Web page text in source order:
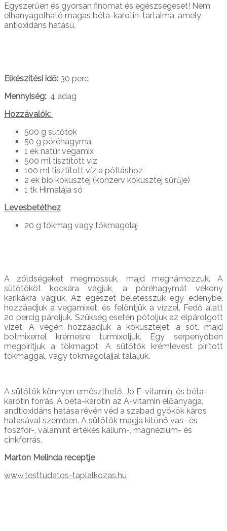
Egyszerűen és gyorsan finomat és egészségeset! Nem
elhanyagolható magas béta-karotin-tartalma, amely
antioxidáns hatású.
Elkészítési idő: 30 perc
Mennyiség: 4 adag
Hozzávalók:
500 g sütőtök
50 g póréhagyma
1 ek natúr vegamix
500 ml tisztított víz
100 ml tisztított víz a pótláshoz
2 ek bio kókusztej (konzerv kókusztej sűrűje)
1 tk Himalája só
Levesbetéthez
20 g tökmag vagy tökmagolaj
A zöldségeket megmossuk, majd meghámozzuk. A
sütőtököt kockára vágjuk, a póréhagymát vékony
karikákra vágjuk. Az egészet beletesszük egy edénybe,
hozzáadjuk a vegamixet, és felöntjük a vízzel. Fedő alatt
20 percig pároljuk. Szükség esetén pótoljuk az elpárolgott
vizet. A végén hozzáadjuk a kókusztejet, a sót, majd
botmixerrel krémesre turmixoljuk. Egy serpenyőben
megpirítjuk a tökmagot. A sütőtök krémlevest pirított
tökmaggal, vagy tökmagolajjal tálaljuk.
A sütőtök könnyen emészthető. Jó E-vitamin, és béta-
karotin forrás. A béta-karotin az A-vitamin előanyaga,
andtioxidáns hatása révén véd a szabad gyökök káros
hatásával szemben. A sütőtök magja kitűnő vas- és
foszfor-, valamint értékes kálium-, magnézium- és
cinkforrás.
Marton Melinda receptje
www.testtudatos-taplalkozas.hu